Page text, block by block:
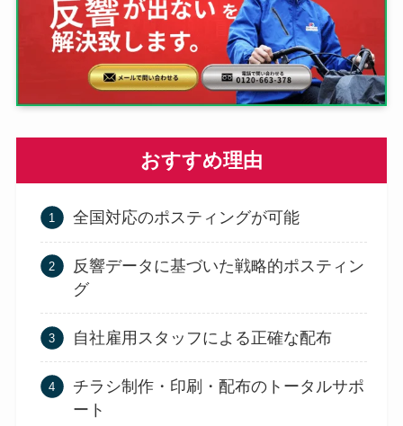
おすすめ理由
全国対応のポスティングが可能
反響データに基づいた戦略的ポスティン
グ
自社雇用スタッフによる正確な配布
チラシ制作・印刷・配布のトータルサポ
ート